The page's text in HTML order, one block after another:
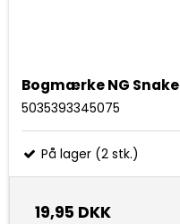
Bogmærke NG Snake
5035393345075
På lager (2 stk.)
19,95 DKK